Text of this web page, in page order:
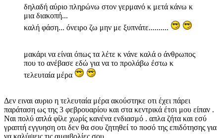
δηλαδή αύριο πληρώνω στον γερμανό κ μετά κάνω κ
μια διακοπή...
καλή φάση... όνειρο ζω μην με ξυπνάτε..........
μακάρι να είναι όπως τα λέτε κ νάνε καλά ο άνθρωπος
που το ανέβασε εδώ για να το προλάβω έστω κ
τελευταία μέρα
Δεν ειναι αυριο η τελευταία μέρα ακούστηκε οτι έχει πάρει
παράταση ως της 3 φεβρουαρίου και στα κεντρικά έτσι μου είπαν .
Ναι πολύ απλά φίλε χωρίς κανένα ενδιασμό . απλα ζήτα και εσύ
γραπτή εγγυηση οτι δεν θα σου ζητηθεί το ποσό της επιδότησης για
να καλύψεις τις αμφιβολίες σου